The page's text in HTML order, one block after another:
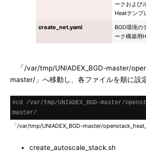
ークおよび
Heatテンプ
create_net.yaml
BGD環境の
ーク構築用
「/var/tmp/UNIADEX_BGD-master/
master/」へ移動し、各ファイルを順に設
#cd /var/tmp/UNIADEX_BGD-master/
master/
「/var/tmp/UNIADEX_BGD-master/
create_autoscale_stack.sh